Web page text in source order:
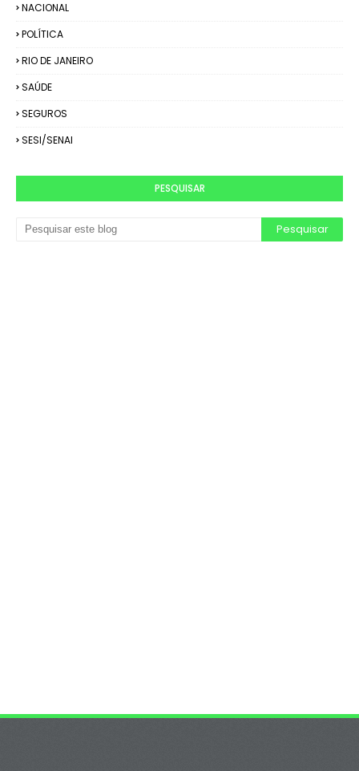
NACIONAL
POLÍTICA
RIO DE JANEIRO
SAÚDE
SEGUROS
SESI/SENAI
PESQUISAR